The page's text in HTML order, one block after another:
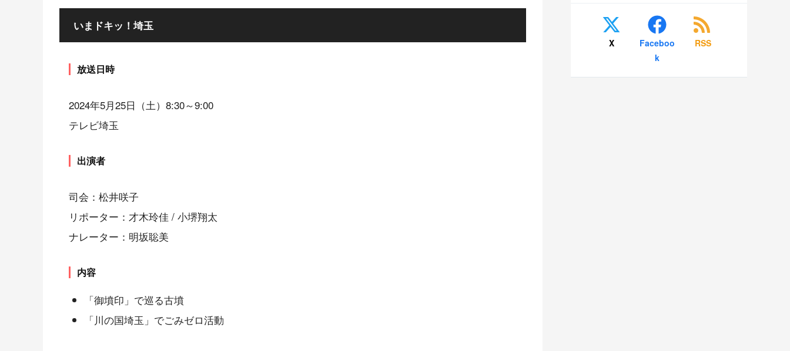
いまドキッ！埼玉
放送日時
2024年5月25日（土）8:30～9:00
テレビ埼玉
出演者
司会：松井咲子
リポーター：才木玲佳 / 小堺翔太
ナレーター：明坂聡美
内容
「御墳印」で巡る古墳
「川の国埼玉」でごみゼロ活動
X
Faceboo
k
RSS